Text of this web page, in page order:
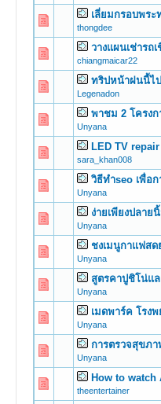
เลี่ยมกรอบพร
thongdee
วางแผนเช่ารถ
chiangmaicar22
ทริปหน้าฝนนี้ไป
Legenadon
พาชม 2 โครง
Unyana
LED TV
sara_khan008
วิธีทำseo เพื่อ
Unyana
ง่ายเพียงปลาย
Unyana
ชงเมนูกาแฟสด
Unyana
สูตรคาปูชิโน่แล
Unyana
เมดพาร์ค โรง
Unyana
การตรวจสุขภา
Unyana
How to
theentertainer